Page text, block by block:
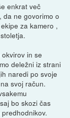
enkrat več
da ne govorimo o
za kamero ,
in se
deležni iz strani
naredi po svoje
svoj račun.
bo skozi čas